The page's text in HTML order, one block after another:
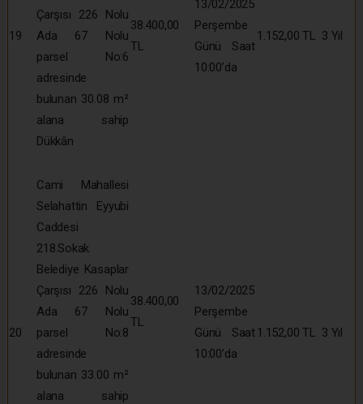
19
Çarşısı 226 Nolu
Ada 67 Nolu
parsel No:6
adresinde
bulunan 30.08 m²
alana sahip
Dükkân
38.400,00
TL
13/02/2025
Perşembe
Günü Saat
10:00’da
1.152,00 TL 3 Yıl
20
Cami Mahallesi
Selahattin Eyyubi
Caddesi
218.Sokak
Belediye Kasaplar
Çarşısı 226 Nolu
Ada 67 Nolu
parsel No:8
adresinde
bulunan 33.00 m²
alana sahip
38.400,00
TL
13/02/2025
Perşembe
Günü Saat
10:00’da
1.152,00 TL 3 Yıl